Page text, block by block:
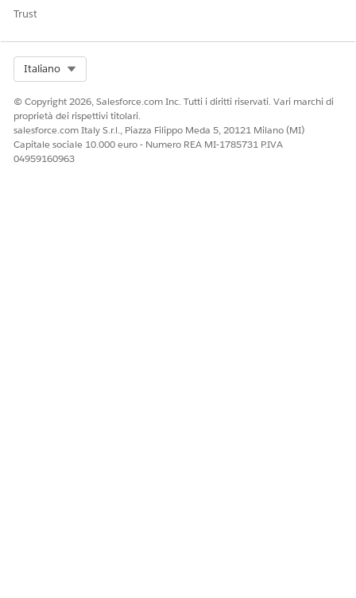
Trust
Italiano
© Copyright 2026, Salesforce.com Inc. Tutti i diritti riservati. Vari marchi di
proprietà dei rispettivi titolari.
salesforce.com Italy S.r.l., Piazza Filippo Meda 5, 20121 Milano (MI)
Capitale sociale 10.000 euro - Numero REA MI-1785731 P.IVA
04959160963